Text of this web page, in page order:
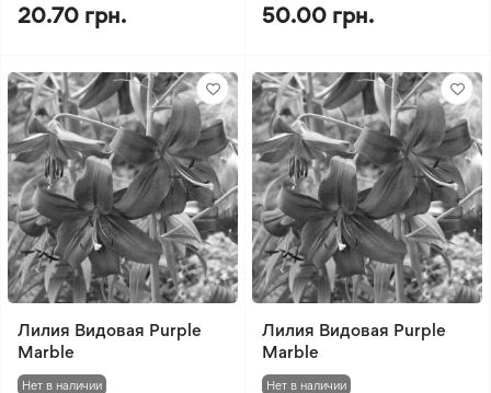
20.70 грн. 50.00 грн.
Лилия Видовая Purple
Marble
Нет в наличии
Лилия Видовая Purple
Marble
Нет в наличии